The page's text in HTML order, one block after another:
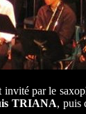
invité par le
TRIANA, puis